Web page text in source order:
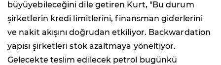
büyüyebileceğini dile getiren Kurt, "Bu durum
şirketlerin kredi limitlerini, finansman giderlerini
ve nakit akışını doğrudan etkiliyor. Backwardation
yapısı şirketleri stok azaltmaya yöneltiyor.
Gelecekte teslim edilecek petrol bugünkü